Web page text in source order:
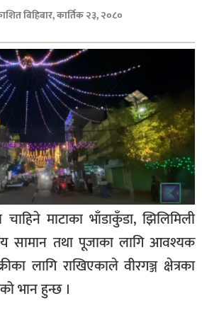
बिहिबार, कार्तिक २३, २०८०
चाहिने माटाका भाँडाकुँडा, झिलिमिली
सामान तथा पूजाका लागि आवश्यक
लागि राखिएकाले वीरगञ्ज क्षेत्रका
भान हुन्छ ।